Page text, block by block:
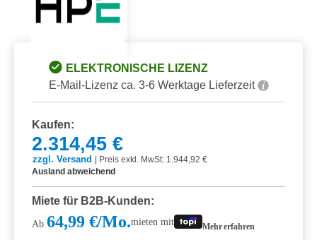
ELEKTRONISCHE LIZENZ
E-Mail-Lizenz ca. 3-6 Werktage Lieferzeit
Kaufen:
2.314,45 €
zzgl. Versand | Preis exkl. MwSt: 1.944,92 €
Ausland abweichend
Miete für B2B-Kunden:
Ab 64,99 €/Mo.mieten mit Mehr erfahren